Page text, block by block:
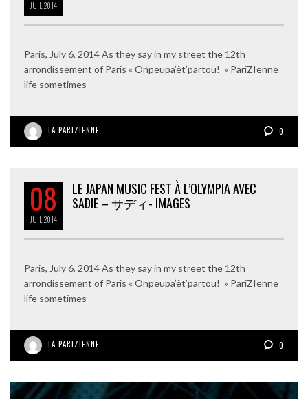
JUIL 2014
Paris, July 6, 2014 As they say in my street the 12th
arrondissement of Paris « Onpeupa’êt’partou! » PariZIenne
life sometimes
LA PARIZIENNE 0
08
JUIL 2014
LE JAPAN MUSIC FEST À L’OLYMPIA AVEC
SADIE – サディ- IMAGES
Paris, July 6, 2014 As they say in my street the 12th
arrondissement of Paris « Onpeupa’êt’partou! » PariZIenne
life sometimes
LA PARIZIENNE 0